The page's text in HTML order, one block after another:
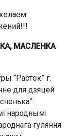
МАСЛЕНКА
“Расток” г.
для дзяцей
народнымі
гуляння